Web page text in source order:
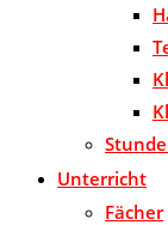
Unterricht
Fächer